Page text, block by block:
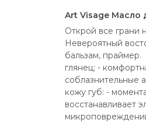
Art Visage Масло
Открой все грани
Невероятный
бальзам,
глянец; -
соблазнительные
кожу губ: -
восстанавливает